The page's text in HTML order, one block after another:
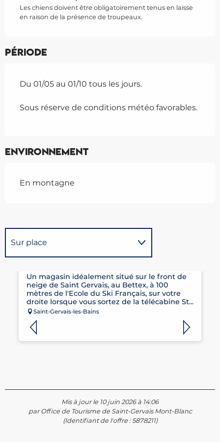
Les chiens doivent être obligatoirement tenus en laisse
en raison de la présence de troupeaux.
Période
Du 01/05 au 01/10 tous les jours.
Sous réserve de conditions météo favorables.
Environnement
En montagne
Sur place
Un magasin idéalement situé sur le front de
neige de Saint Gervais, au Bettex, à 100
mètres de l'Ecole du Ski Français, sur votre
droite lorsque vous sortez de la télécabine St...
Saint-Gervais-les-Bains
Mis à jour le 10 juin 2026 à 14:06
par Office de Tourisme de Saint-Gervais Mont-Blanc
(Identifiant de l'offre :5878211)